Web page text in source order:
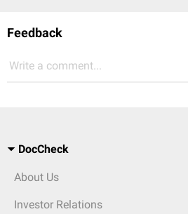
Feedback
Write a comment...
DocCheck
About Us
Investor Relations